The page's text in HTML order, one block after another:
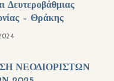
Δευτεροβάθμιας
– Θράκης
ΝΕΟΔΙΟΡΙΣΤΩΝ